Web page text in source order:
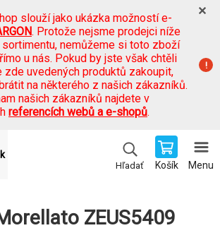
slouží jako ukázka možností e-
. Protože nejsme prodejci níže
sortimentu, nemůžeme si toto zboží
u nás. Pokud by jste však chtěli
zde uvedených produktů zakoupit,
na některého z našich zákazníků.
našich zákazníků najdete v
referencích webů a e-shopů.
Hľadať Košík Menu
ZEUS5409